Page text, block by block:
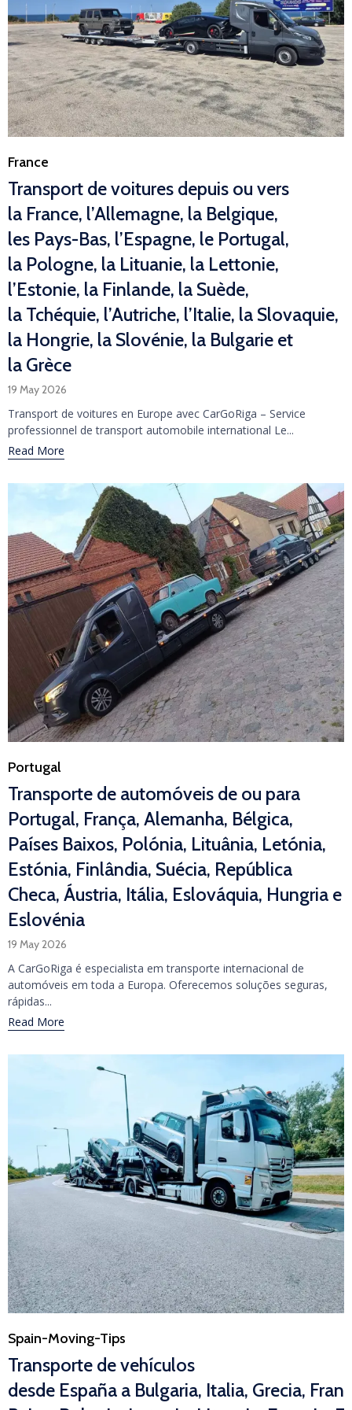
Category
France
Transport de voitures depuis ou vers
la France, l’Allemagne, la Belgique,
les Pays-Bas, l’Espagne, le Portugal,
la Pologne, la Lituanie, la Lettonie,
l’Estonie, la Finlande, la Suède,
la Tchéquie, l’Autriche, l’Italie, la Slovaquie,
la Hongrie, la Slovénie, la Bulgarie et
la Grèce
19 May 2026
Transport de voitures en Europe avec CarGoRiga – Service
professionnel de transport automobile international Le...
Read More
Category
Portugal
Transporte de automóveis de ou para
Portugal, França, Alemanha, Bélgica,
Países Baixos, Polónia, Lituânia, Letónia,
Estónia, Finlândia, Suécia, República
Checa, Áustria, Itália, Eslováquia, Hungria e
Eslovénia
19 May 2026
A CarGoRiga é especialista em transporte internacional de
automóveis em toda a Europa. Oferecemos soluções seguras,
rápidas...
Read More
Category
Spain-Moving-Tips
Transporte de vehículos
desde España a Bulgaria, Italia, Grecia,